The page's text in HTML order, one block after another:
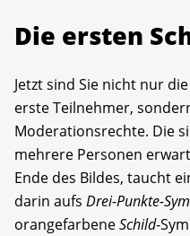
Die ersten
Jetzt sind Sie nicht nur
erste Teilnehmer,
Moderationsrechte. Die
mehrere Personen
Ende des Bildes, taucht
darin aufs Drei-Punkte-
orangefarbeneSchild-